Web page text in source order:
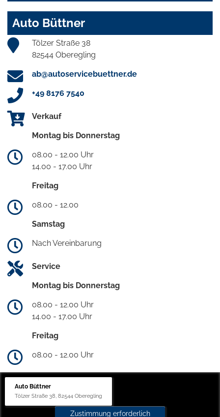
Auto Büttner
Tölzer Straße 38
82544 Oberegling
ab@autoservicebuettner.de
+49 8176 7540
Verkauf
Montag bis Donnerstag
08.00 - 12.00 Uhr
14.00 - 17.00 Uhr
Freitag
08.00 - 12.00
Samstag
Nach Vereinbarung
Service
Montag bis Donnerstag
08.00 - 12.00 Uhr
14.00 - 17.00 Uhr
Freitag
08.00 - 12.00 Uhr
Auto Büttner
Tölzer Straße 38, 82544 Oberegling
Zustimmung erforderlich